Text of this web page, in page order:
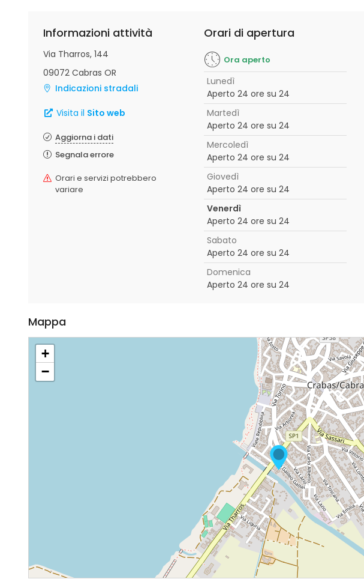
Informazioni attività
Via Tharros, 144
09072 Cabras OR
Indicazioni stradali
Visita il Sito web
Aggiorna i dati
Segnala errore
Orari e servizi potrebbero
variare
Orari di apertura
Ora aperto
Lunedì
Aperto 24 ore su 24
Martedì
Aperto 24 ore su 24
Mercoledì
Aperto 24 ore su 24
Giovedì
Aperto 24 ore su 24
Venerdì
Aperto 24 ore su 24
Sabato
Aperto 24 ore su 24
Domenica
Aperto 24 ore su 24
Mappa
+
−